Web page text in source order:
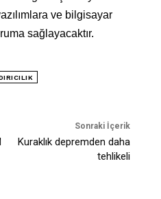
ve bilgisayar
sağlayacaktır.
Sonraki İçerik
Kuraklık depremden daha
tehlikeli